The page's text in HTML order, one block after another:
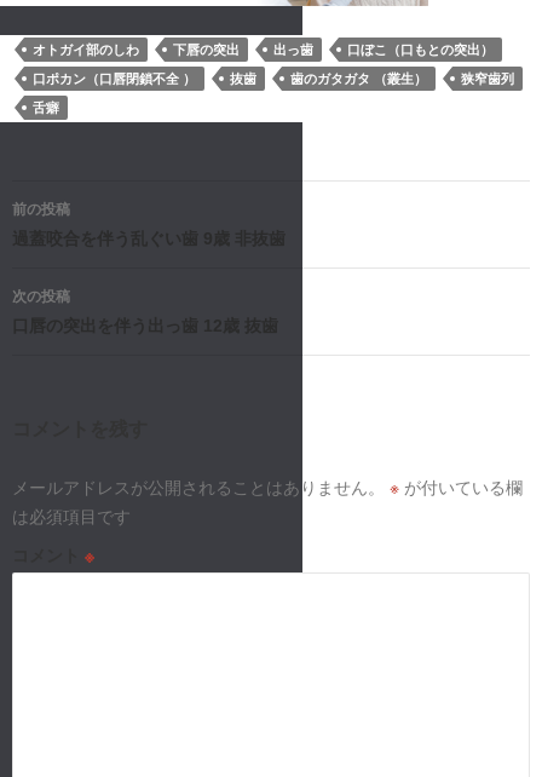
オトガイ部のしわ 下唇の突出 出っ歯
口ぼこ（口もとの突出）
口ポカン（口唇閉鎖不全 ）
抜歯 歯のガタガタ （叢生）
狭窄歯列
舌癖
投
稿
ナ
シ
ョ
ン
前の投稿
過蓋咬合を伴う乱ぐい歯 9歳 非抜歯
次の投稿
口唇の突出を伴う出っ歯 12歳 抜歯
メールアドレスが公開されることはありません。 ※ が付いている欄
は必須項目です
※